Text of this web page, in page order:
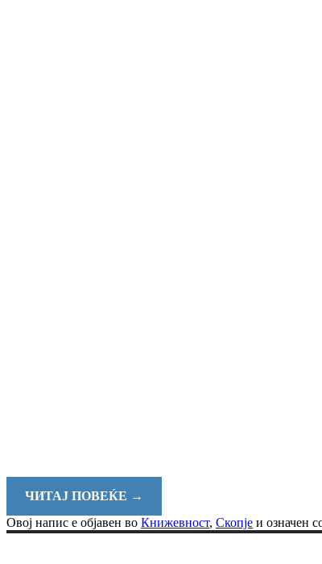
ЧИТАЈ ПОВЕЌЕ →
Овој напис е објавен во Книжевност, Скопје и означен